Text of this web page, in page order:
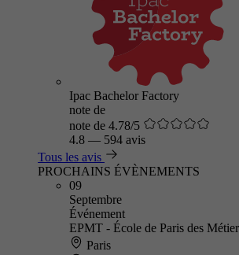
Ipac Bachelor Factory
note de
note de 4.78/5
4.8 — 594 avis
Tous les avis
PROCHAINS ÉVÈNEMENTS
09
Septembre
Événement
EPMT - École de Paris des
Paris